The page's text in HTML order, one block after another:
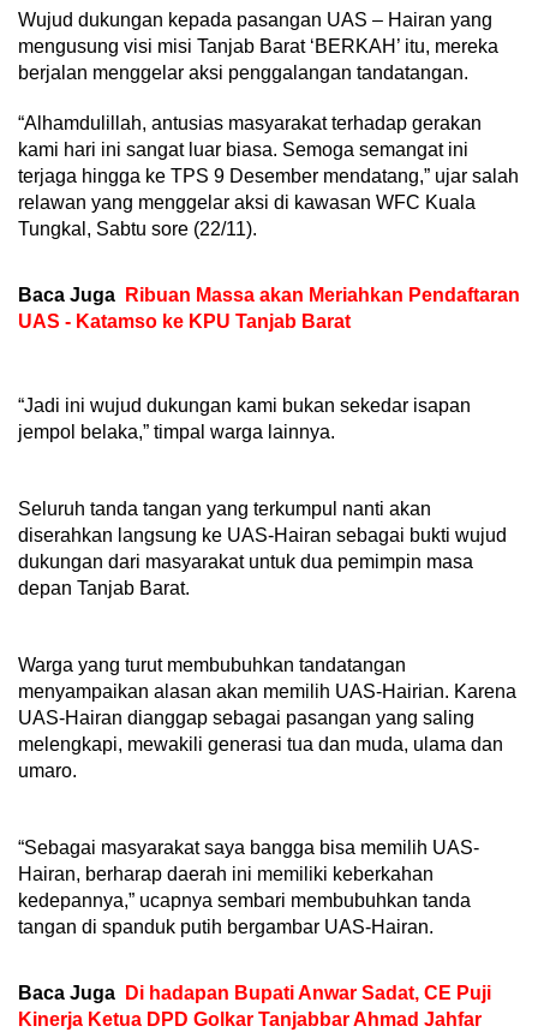
Wujud dukungan kepada pasangan UAS – Hairan yang
mengusung visi misi Tanjab Barat ‘BERKAH’ itu, mereka
berjalan menggelar aksi penggalangan tandatangan.
“Alhamdulillah, antusias masyarakat terhadap gerakan
kami hari ini sangat luar biasa. Semoga semangat ini
terjaga hingga ke TPS 9 Desember mendatang,” ujar salah
relawan yang menggelar aksi di kawasan WFC Kuala
Tungkal, Sabtu sore (22/11).
Baca Juga
Ribuan Massa akan Meriahkan Pendaftaran
UAS - Katamso ke KPU Tanjab Barat
“Jadi ini wujud dukungan kami bukan sekedar isapan
jempol belaka,” timpal warga lainnya.
Seluruh tanda tangan yang terkumpul nanti akan
diserahkan langsung ke UAS-Hairan sebagai bukti wujud
dukungan dari masyarakat untuk dua pemimpin masa
depan Tanjab Barat.
Warga yang turut membubuhkan tandatangan
menyampaikan alasan akan memilih UAS-Hairian. Karena
UAS-Hairan dianggap sebagai pasangan yang saling
melengkapi, mewakili generasi tua dan muda, ulama dan
umaro.
“Sebagai masyarakat saya bangga bisa memilih UAS-
Hairan, berharap daerah ini memiliki keberkahan
kedepannya,” ucapnya sembari membubuhkan tanda
tangan di spanduk putih bergambar UAS-Hairan.
Baca Juga
Di hadapan Bupati Anwar Sadat, CE Puji
Kinerja Ketua DPD Golkar Tanjabbar Ahmad Jahfar